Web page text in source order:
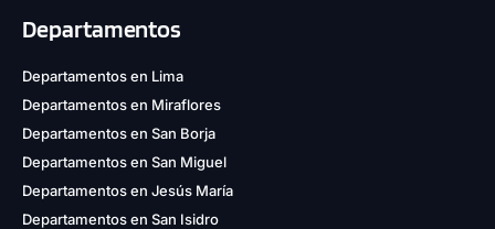
Departamentos
Departamentos en Lima
Departamentos en Miraflores
Departamentos en San Borja
Departamentos en San Miguel
Departamentos en Jesús María
Departamentos en San Isidro